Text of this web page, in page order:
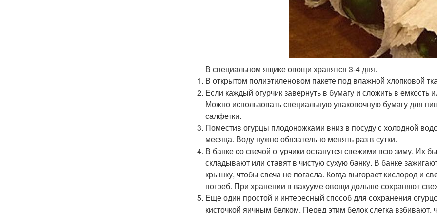
В специальном ящике овощи хранятся 3-4 дня.
В открытом полиэтиленовом пакете под влажной хлопковой
Если каждый огурчик завернуть в бумагу и сложить в емкость
Можно использовать специальную упаковочную бумагу для
салфетки.
Поместив огурцы плодоножками вниз в посуду с холодной
месяца. Воду нужно обязательно менять раз в сутки.
В банке со свечой огурчики останутся свежими всю зиму.
складывают или ставят в чистую сухую банку. В банке
крышку, чтобы свеча не погасла. Когда выгорает кислород и
погреб. При хранении в вакууме овощи дольше сохраняют
Еще один простой и интересный способ для сохранения
кисточкой яичным белком. Перед этим белок слегка